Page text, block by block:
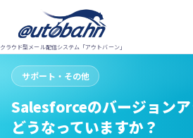
クラウド型メール配信システム「アウトバーン」
サポート・その他
Salesforceのバージョン
どうなっていますか？